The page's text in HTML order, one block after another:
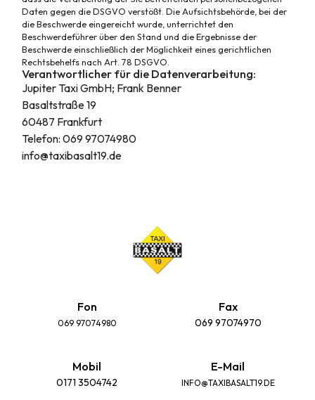
Daten gegen die DSGVO verstößt. Die Aufsichtsbehörde, bei der
die Beschwerde eingereicht wurde, unterrichtet den
Beschwerdeführer über den Stand und die Ergebnisse der
Beschwerde einschließlich der Möglichkeit eines gerichtlichen
Rechtsbehelfs nach Art. 78 DSGVO.
Verantwortlicher für die Datenverarbeitung:
Jupiter Taxi GmbH; Frank Benner
Basaltstraße 19
60487 Frankfurt
Telefon: 069 97074980
info@taxibasalt19.de
Fon
069 97074980
Fax
069 97074970
Mobil
0171 3504742
E-Mail
INFO@TAXIBASALT19.DE